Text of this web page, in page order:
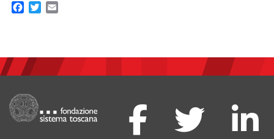
Facebook
Twitter